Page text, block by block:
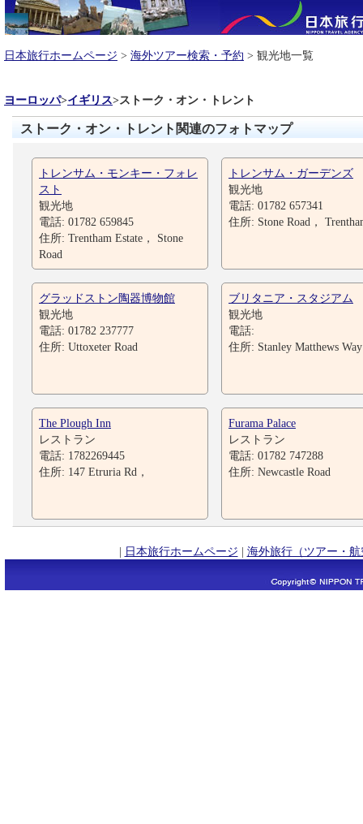
日本旅行ホームページ > 海外ツアー検索・予約 > 観光地一覧
ヨーロッパ>イギリス>ストーク・オン・トレント
ストーク・オン・トレント関連のフォトマップ
トレンサム・モンキー・フォレ
スト
観光地
電話: 01782 659845
住所: Trentham Estate， Stone
Road
トレンサム・ガーデンズ
観光地
電話: 01782 657341
住所: Stone Road，
グラッドストン陶器博物館
観光地
電話: 01782 237777
住所: Uttoxeter Road
ブリタニア・スタジアム
観光地
電話:
住所: Stanley Matthews Way
The Plough Inn
レストラン
電話: 1782269445
住所: 147 Etruria Rd，
Furama Palace
レストラン
電話: 01782 747288
住所: Newcastle Road
| 日本旅行ホームページ | 海外旅行（ツアー・航